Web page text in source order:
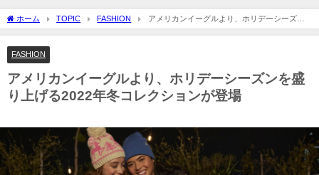
ホーム TOPIC FASHION
アメリカンイーグルより、ホリデーシーズン
を盛り上げる2022年冬コレクションが登場
FASHION
アメリカンイーグルより、ホリデーシーズンを盛
り上げる2022年冬コレクションが登場